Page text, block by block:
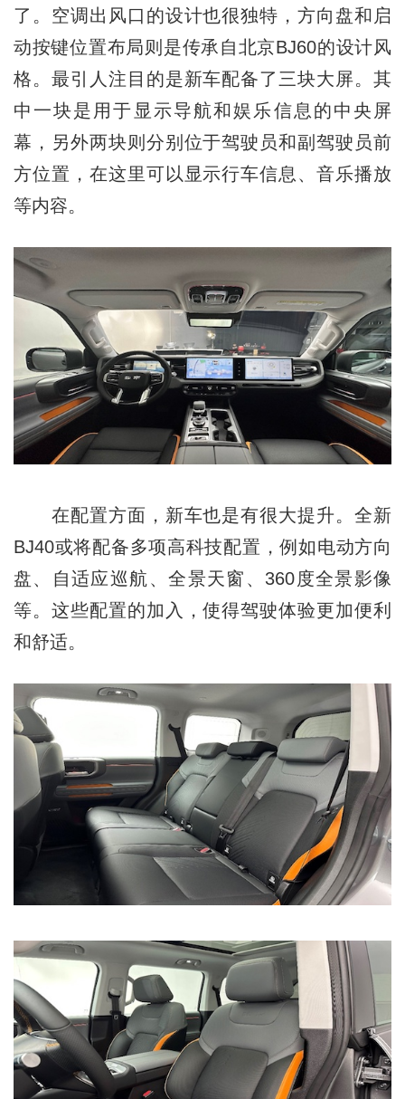
了。空调出风口的设计也很独特，方向盘和启
动按键位置布局则是传承自北京BJ60的设计风
格。最引人注目的是新车配备了三块大屏。其
中一块是用于显示导航和娱乐信息的中央屏
幕，另外两块则分别位于驾驶员和副驾驶员前
方位置，在这里可以显示行车信息、音乐播放
等内容。
在配置方面，新车也是有很大提升。全新
BJ40或将配备多项高科技配置，例如电动方向
盘、自适应巡航、全景天窗、360度全景影像
等。这些配置的加入，使得驾驶体验更加便利
和舒适。